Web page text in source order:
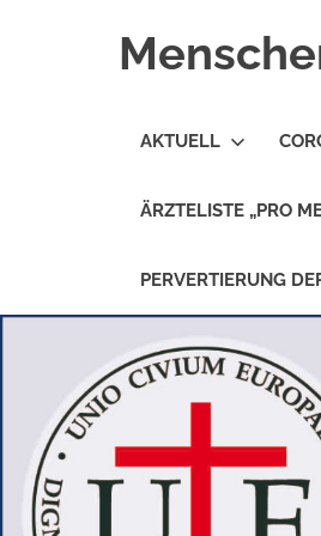
alle
Geborene
AKTUELL
ÄRZTELISTE „PRO
PERVERTIERUNG